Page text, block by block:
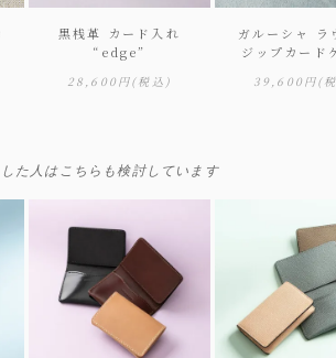
黒桟革 カード入れ
“edge”
28,600円(税込)
ガルーシャ ラ
ジップカード
39,600円(
た人はこちらも検討しています